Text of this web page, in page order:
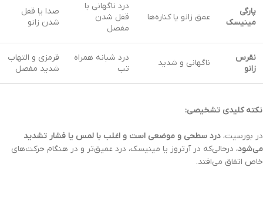
پارگی
مینیسک
عمق زانو یا کناره‌ها
درد ناگهانی با
قفل شدن
مفصل
صدا یا قفل
شدن زانو
نقرس
زانو
ناگهانی و شدید
درد شبانه همراه
تب
قرمزی و التهاب
شدید مفصل
نکته کلیدی تشخیصی:
در بورسیت، درد سطحی و موضعی است و اغلب با لمس یا فشار تشدید
می‌شود، درحالی‌که در آرتروز یا مینیسک، درد عمیق‌تر و در هنگام حرکت‌های
خاص اتفاق می‌افتد.